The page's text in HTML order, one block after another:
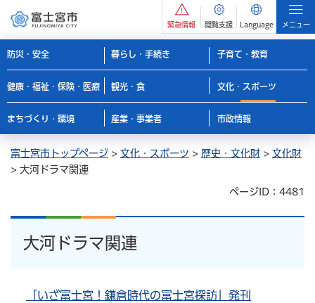
緊急情報 閲覧支援 Language メニュー
防災・安全 暮らし・手続き 子育て・教育
健康・福祉・保険・医療 観光・食 文化・スポーツ
まちづくり・環境 産業・事業者 市政情報
富士宮市トップページ > 文化・スポーツ > 歴史・文化財 > 文化財
> 大河ドラマ関連
ページID：4481
大河ドラマ関連
「いざ富士宮！鎌倉時代の富士宮探訪」発刊